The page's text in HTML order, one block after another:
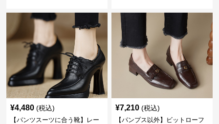
ーツ スクエアトゥ 歩きやすい
ジュアル パンプス以外
¥4,480 (税込)
【パンツスーツに合う靴】レー
¥7,210 (税込)
【パンプス以外】ビットローフ